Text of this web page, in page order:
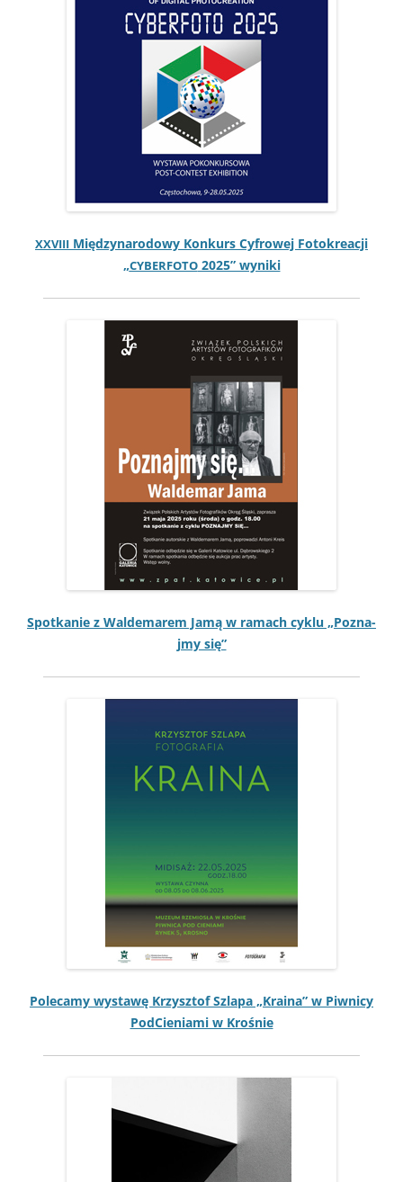
XXVIII Między­nar­o­dowy Konkurs Cyfrowej Fotokreacji
„CYBERFOTO2025” wyniki
Spotkanie z Walde­marem Jamą w ramach cyk­lu „Poz­na­
jmy się”
Pole­camy wys­tawę Krzysztof Szla­pa „Kraina” w Piwni­cy
Pod­Cieni­a­mi w Krośnie